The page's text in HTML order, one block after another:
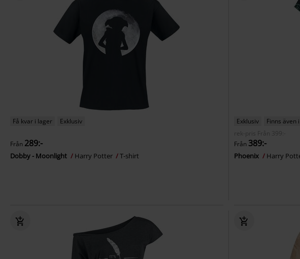
Få kvar i lager Exklusiv
Från 289:-
Dobby - Moonlight Harry Potter T-shirt
Exklusiv
Finns även
rek-pris
Från
399:-
Från 389:-
Phoenix Harry